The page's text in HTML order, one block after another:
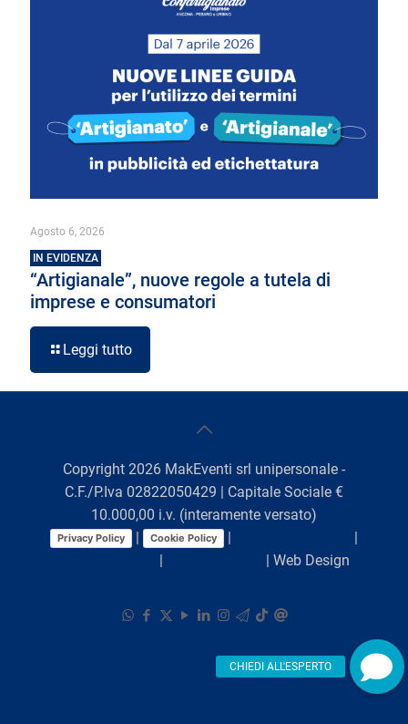
Agosto 6, 2026
IN EVIDENZA
“Artigianale”, nuove regole a tutela di
imprese e consumatori
Leggi tutto
Copyright 2026 MakEventi srl unipersonale -
C.F./P.Iva 02822050429 | Capitale Sociale €
10.000,00 i.v. (interamente versato)
Privacy Policy Cookie Policy
| Web Design